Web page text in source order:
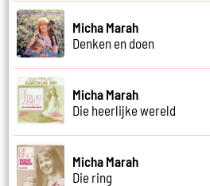
Micha Marah
Denken en doen
Micha Marah
Die heerlijke wereld
Micha Marah
Die ring